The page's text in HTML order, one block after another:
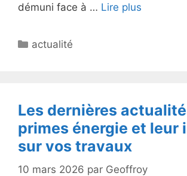
démuni face à … Lire plus
Catégories
actualité
Les dernières
primes énergie et leur
sur vos travaux
10 mars 2026 par Geoffroy